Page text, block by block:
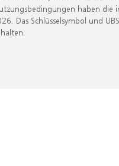
haben die
Das Schlüsselsymbol und